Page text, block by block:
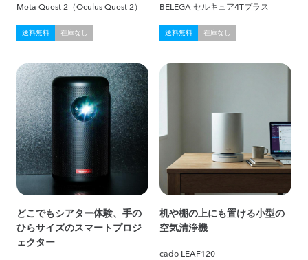
Meta Quest 2（Oculus Quest 2）
送料無料 在庫なし
BELEGA セルキュア4Tプラス
送料無料 在庫なし
どこでもシアター体験、手の
ひらサイズのスマートプロジ
ェクター
机や棚の上にも置ける小型の
空気清浄機
cado LEAF120